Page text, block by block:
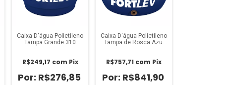
Caixa D'água Polietileno
Tampa Grande 310
R$276,85
R$249,17 com Pix
Caixa D'água Polietileno
Tampa de Rosca Azul
R$841,90
R$757,71 com Pix